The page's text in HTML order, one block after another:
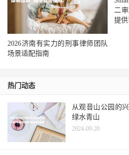
2026济南有实力的刑事律师团队
场景适配指南
二
提
热门动态
从观音山公园的
绿水青山
2024-09-20